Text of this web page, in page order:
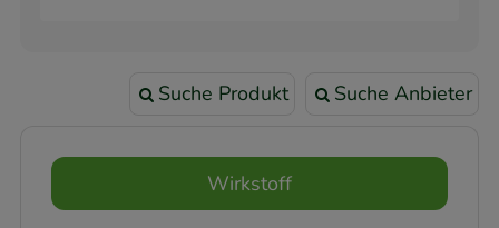
Suche Produkt Suche Anbieter
Wirkstoff